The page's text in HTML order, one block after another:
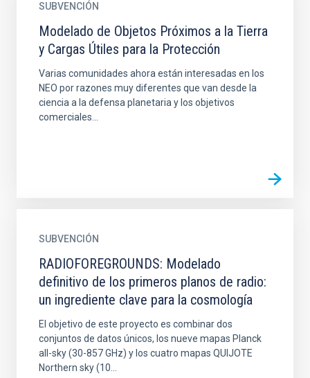
SUBVENCIÓN
Modelado de Objetos Próximos a la Tierra
y Cargas Útiles para la Protección
Varias comunidades ahora están interesadas en los
NEO por razones muy diferentes que van desde la
ciencia a la defensa planetaria y los objetivos
comerciales...
SUBVENCIÓN
RADIOFOREGROUNDS: Modelado
definitivo de los primeros planos de radio:
un ingrediente clave para la cosmología
El objetivo de este proyecto es combinar dos
conjuntos de datos únicos, los nueve mapas Planck
all-sky (30-857 GHz) y los cuatro mapas QUIJOTE
Northern sky (10...